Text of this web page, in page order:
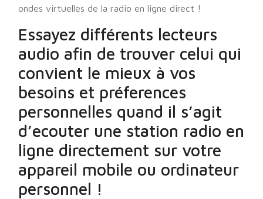
ondes virtuelles de la radio en ligne direct !
Essayez différents lecteurs
audio afin de trouver celui qui
convient le mieux à vos
besoins et préferences
personnelles quand il s’agit
d’ecouter une station radio en
ligne directement sur votre
appareil mobile ou ordinateur
personnel !